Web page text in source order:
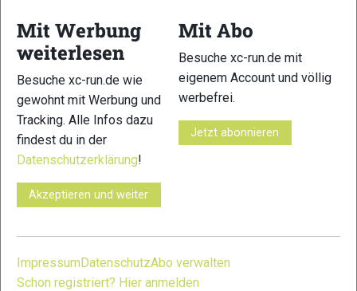
Zwei Teilnehmende teilen sich die 18 Runden flexibel auf. Es
ist immer nur ein Teammitglied gleichzeitig auf der Strecke.
3er-Staffel
59,4 km | 8.848 HM
Drei Teilnehmende teilen sich die Runden frei ein – auch hier
läuft stets nur eine Person.
Organisatorische Eckdaten im
Überblick
Datum:8.–9. Mai 2026
Ort:Eckbauer, Garmisch-Partenkirchen
Mit Werbung
weiterlesen
Besuche xc-run.de wie
gewohnt mit Werbung und
Tracking. Alle Infos dazu
findest du in der
Datenschutzerklärung!
Akzeptieren und weiter
Mit Abo
Besuche xc-run.de mit
eigenem Account und völlig
werbefrei.
Jetzt abonnieren
ImpressumDatenschutzAbo verwalten
Schon registriert? Hier anmelden